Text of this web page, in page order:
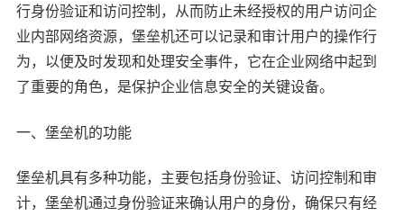
行身份验证和访问控制，从而防止未经授权的用户访问企
业内部网络资源，堡垒机还可以记录和审计用户的操作行
为，以便及时发现和处理安全事件，它在企业网络中起到
了重要的角色，是保护企业信息安全的关键设备。
一、堡垒机的功能
堡垒机具有多种功能，主要包括身份验证、访问控制和审
计，堡垒机通过身份验证来确认用户的身份，确保只有经